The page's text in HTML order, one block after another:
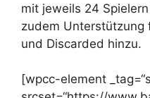
mit jeweils 24
zudem Unterstützung
und Discarded hinzu.
[wpcc-element